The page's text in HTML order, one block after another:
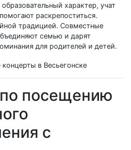
характер, учат
раскрепоститься.
традицией. Совместные
семью и дарят
для родителей и детей.
посещению
с